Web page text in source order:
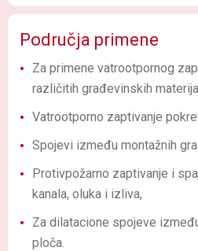
Područja primene
Za primene vatrootpornog
različitih građevinskih
Vatrootporno zaptivanje
Spojevi između montažnih
Protivpožarno zaptivanje i
kanala, oluka i izliva,
Za dilatacione spojeve
ploča.